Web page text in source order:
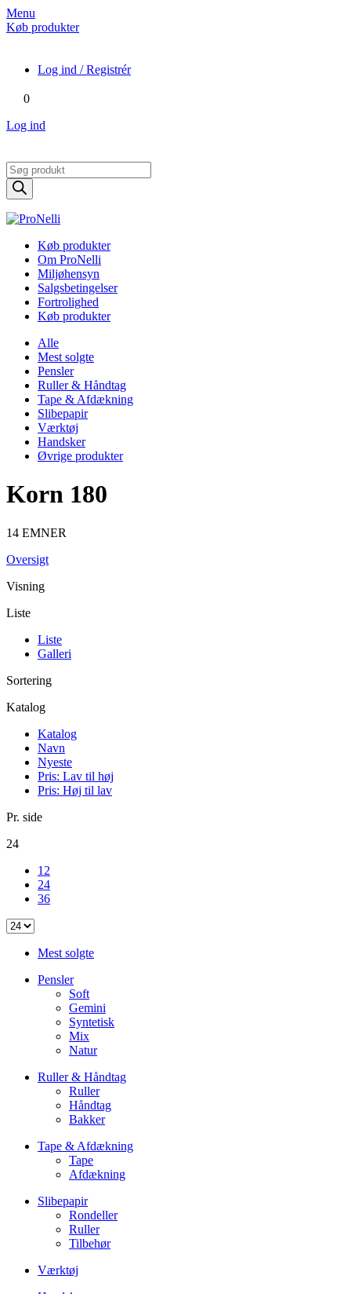
Menu
Køb produkter
Log ind / Registrér
0
Log ind
Products
search
Køb produkter
Om ProNelli
Miljøhensyn
Salgsbetingelser
Fortrolighed
Køb produkter
Alle
Mest solgte
Pensler
Ruller & Håndtag
Tape & Afdækning
Slibepapir
Værktøj
Handsker
Øvrige produkter
Korn 180
14 EMNER
Oversigt
Visning
Liste
Liste
Galleri
Sortering
Katalog
Katalog
Navn
Nyeste
Pris: Lav til høj
Pris: Høj til lav
Pr. side
24
12
24
36
Mest solgte
Pensler
Soft
Gemini
Syntetisk
Mix
Natur
Ruller & Håndtag
Ruller
Håndtag
Bakker
Tape & Afdækning
Tape
Afdækning
Slibepapir
Rondeller
Ruller
Tilbehør
Værktøj